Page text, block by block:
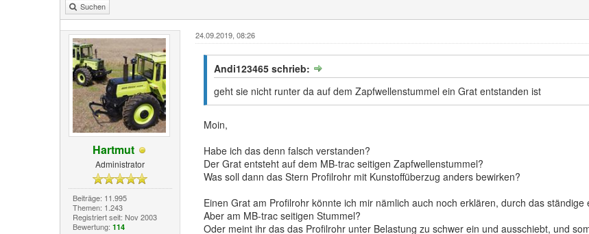
Suchen
Hartmut
Administrator
Beiträge: 11.995
Themen: 1.243
Registriert seit: Nov 2003
Bewertung: 114
24.09.2019, 08:26
Andi123465 schrieb:
geht sie nicht runter da auf dem Zapfwellenstummel ein Grat entstanden ist
Moin,
Habe ich das denn falsch verstanden?
Der Grat entsteht auf dem MB-trac seitigen Zapfwellenstummel?
Was soll dann das Stern Profilrohr mit Kunstoffüberzug anders bewirken?
Einen Grat am Profilrohr könnte ich mir nämlich auch noch erklären, durch das ständige
Aber am MB-trac seitigen Stummel?
Oder meint ihr das das Profilrohr unter Belastung zu schwer ein und ausschiebt, und